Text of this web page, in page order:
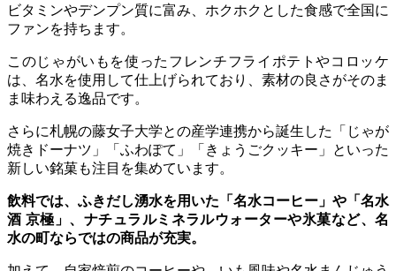
ビタミンやデンプン質に富み、ホクホクとした食感で全国に
ファンを持ちます。
このじゃがいもを使ったフレンチフライポテトやコロッケ
は、名水を使用して仕上げられており、素材の良さがそのま
ま味わえる逸品です。
さらに札幌の藤女子大学との産学連携から誕生した「じゃが
焼きドーナツ」「ふわぽて」「きょうごクッキー」といった
新しい銘菓も注目を集めています。
飲料では、ふきだし湧水を用いた「名水コーヒー」や「名水
酒 京極」、ナチュラルミネラルウォーターや氷菓など、名
水の町ならではの商品が充実。